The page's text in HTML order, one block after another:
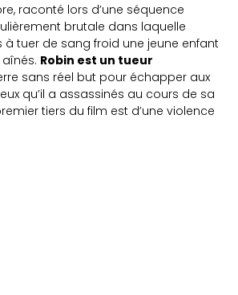
raconté lors d’une séquence
brutale dans laquelle
à tuer de sang froid une jeune enfant
Robin est un tueur
sans réel but pour échapper aux
qu’il a assassinés au cours de sa
tiers du film est d’une violence